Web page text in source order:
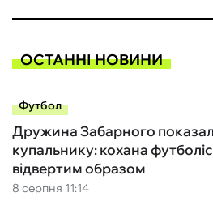
ОСТАННІ НОВИНИ
Футбол
8 серпня 11:14
Дружина Забарного
купальнику: кохана
відвертим образом